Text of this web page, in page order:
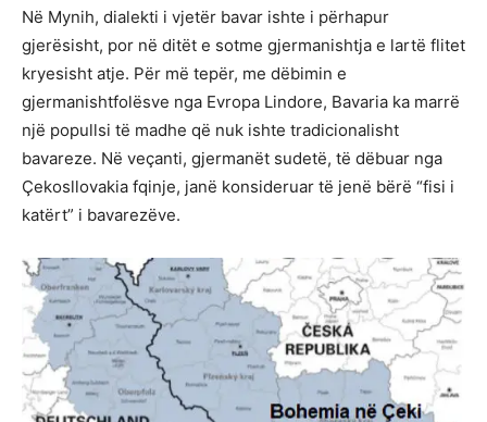
Në Mynih, dialekti i vjetër bavar ishte i përhapur
gjerësisht, por në ditët e sotme gjermanishtja e lartë flitet
kryesisht atje. Për më tepër, me dëbimin e
gjermanishtfolësve nga Evropa Lindore, Bavaria ka marrë
një popullsi të madhe që nuk ishte tradicionalisht
bavareze. Në veçanti, gjermanët sudetë, të dëbuar nga
Çekosllovakia fqinje, janë konsideruar të jenë bërë “fisi i
katërt” i bavarezëve.